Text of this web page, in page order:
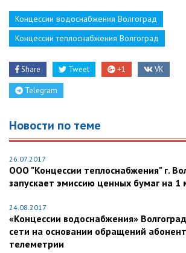
Концессии водоснабжения Волгоград
Концессии теплоснабжения Волгоград
Share Tweet +1 VK
Telegram
Новости по теме
26.07.2017
ООО "Концессии теплоснабжения" г.
запускает эмиссию ценных бумаг на 1
24.08.2017
«Концессии водоснабжения»
сети на основании обращений
телеметрии